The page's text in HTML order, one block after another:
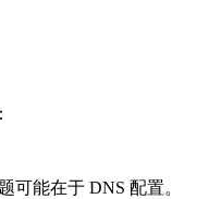
可能在于 DNS 配置。